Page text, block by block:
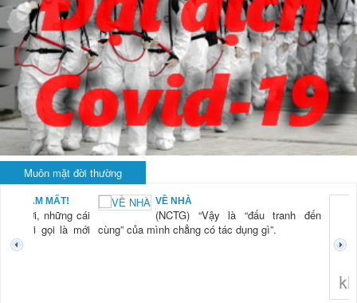
Muôn mặt đời thường
NAM MẤT!
“Xời, những cái
mới gọi là mới
VỀ NHÀ
(NCTG) “Vậy là “đấu tranh đến
cùng” của mình chẳng có tác dụng gì”.